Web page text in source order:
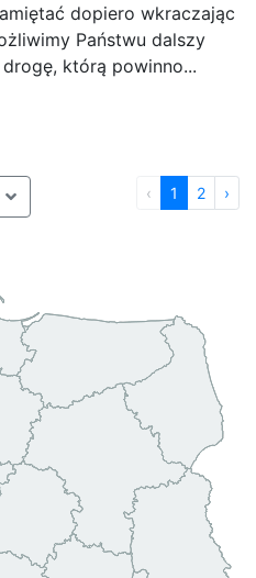
dopiero wkraczając
Państwu dalszy
którą powinno...
‹ 1 2 ›